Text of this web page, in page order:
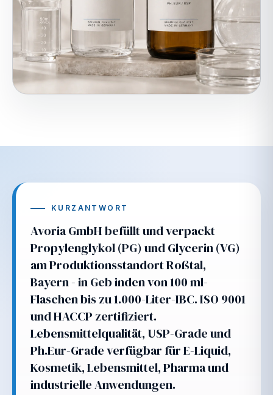
Verpackung.
PG / VG 100 ML - IBC LABEL READY
KURZANTWORT
Avoria GmbH befüllt und verpackt
Propylenglykol (PG) und Glycerin (VG)
am Produktionsstandort Roßtal,
Bayern - in Geb inden von 100 ml-
Flaschen bis zu 1.000-Liter-IBC. ISO 9001
und HACCP zertifiziert.
Lebensmittelqualität, USP-Grade und
Ph.Eur-Grade verfügbar für E-Liquid,
Kosmetik, Lebensmittel, Pharma und
industrielle Anwendungen.